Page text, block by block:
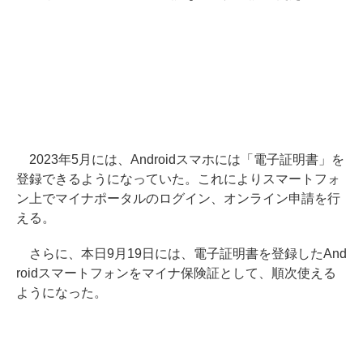
2023年5月には、Androidスマホには「電子証明書」を
登録できるようになっていた。これによりスマートフォ
ン上でマイナポータルのログイン、オンライン申請を行
える。
さらに、本日9月19日には、電子証明書を登録したAnd
roidスマートフォンをマイナ保険証として、順次使える
ようになった。